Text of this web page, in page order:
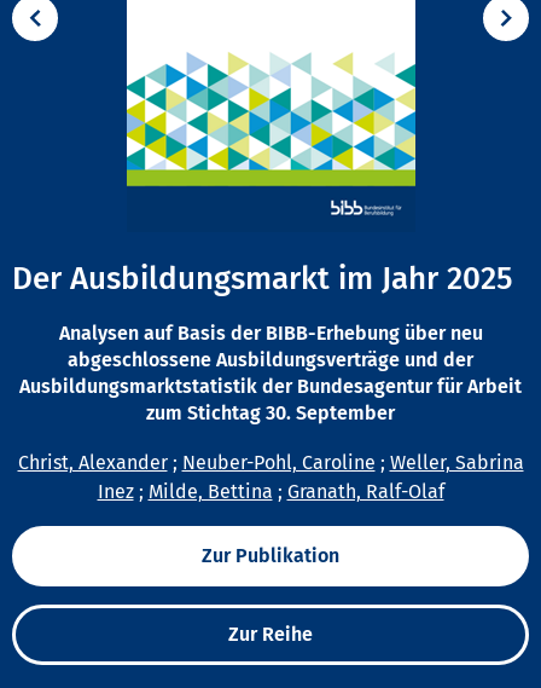
Der Ausbildungsmarkt im Jahr 2025
Analysen auf Basis der BIBB-Erhebung über neu
abgeschlossene Ausbildungsverträge und der
Ausbildungsmarktstatistik der Bundesagentur für Arbeit
zum Stichtag 30. September
Christ, Alexander; Neuber-Pohl, Caroline ; Weller, Sabrina
Inez; Milde, Bettina ; Granath, Ralf-Olaf
Zur Publikation
Zur Reihe